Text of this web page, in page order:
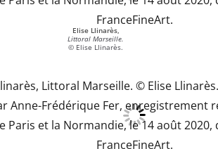
Elise Llinarès,
Littoral Marseille.
© Elise Llinarès.